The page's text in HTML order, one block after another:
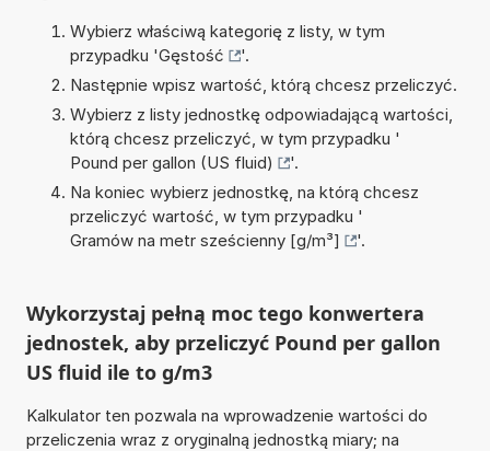
Wybierz właściwą kategorię z listy, w tym
przypadku 'Gęstość
'.
Następnie wpisz wartość, którą chcesz przeliczyć.
Wybierz z listy jednostkę odpowiadającą wartości,
którą chcesz przeliczyć, w tym przypadku '
Pound per gallon (US fluid)
'.
Na koniec wybierz jednostkę, na którą chcesz
przeliczyć wartość, w tym przypadku '
Gramów na metr sześcienny [g/m³]
'.
Wykorzystaj pełną moc tego konwertera
jednostek, aby przeliczyć Pound per gallon
US fluid ile to g/m3
Kalkulator ten pozwala na wprowadzenie wartości do
przeliczenia wraz z oryginalną jednostką miary; na